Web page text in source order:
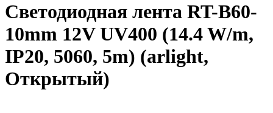
Светодиодная лента RT-B60-
10mm 12V UV400 (14.4 W/m,
IP20, 5060, 5m) (arlight,
Открытый)